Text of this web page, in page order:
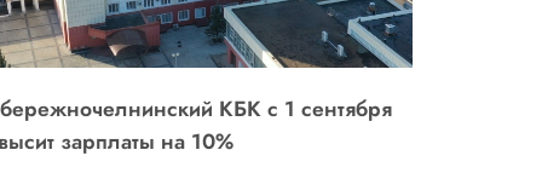
КБК с 1 сентября
зарплаты на 10%